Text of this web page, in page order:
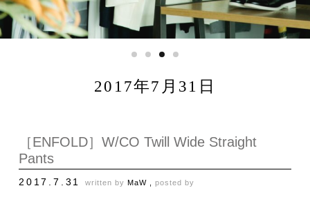
2017年7月31日
［ENFOLD］W/CO Twill Wide Straight
Pants
2017.7.31 written by MaW , posted by